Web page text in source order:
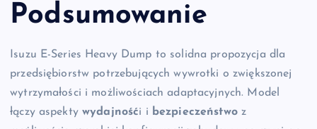
Podsumowanie
Isuzu E-Series Heavy Dump to solidna propozycja dla
przedsiębiorstw potrzebujących wywrotki o zwiększonej
wytrzymałości i możliwościach adaptacyjnych. Model
łączy aspektywydajnośći i bezpieczeństwoz